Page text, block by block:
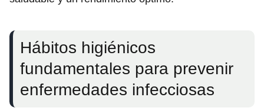
Hábitos higiénicos
fundamentales para prevenir
enfermedades infecciosas